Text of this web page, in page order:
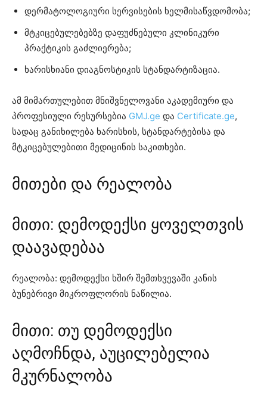
დერმატოლოგიური სერვისების ხელმისაწვდომობა;
მტკიცებულებებზე დაფუძნებული კლინიკური
პრაქტიკის გაძლიერება;
ხარისხიანი დიაგნოსტიკის სტანდარტიზაცია.
ამ მიმართულებით მნიშვნელოვანი აკადემიური და
პროფესიული რესურსებია GMJ.ge და Certificate.ge,
სადაც განიხილება ხარისხის, სტანდარტებისა და
მტკიცებულებითი მედიცინის საკითხები.
მითები და რეალობა
მითი: დემოდექსი ყოველთვის
დაავადებაა
რეალობა: დემოდექსი ხშირ შემთხვევაში კანის
ბუნებრივი მიკროფლორის ნაწილია.
მითი: თუ დემოდექსი
აღმოჩნდა, აუცილებელია
მკურნალობა